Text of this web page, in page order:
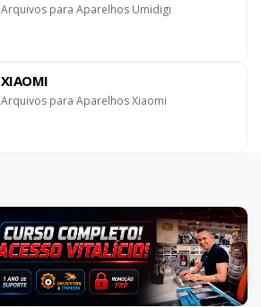
Arquivos para Aparelhos Umidigi
XIAOMI
Arquivos para Aparelhos Xiaomi